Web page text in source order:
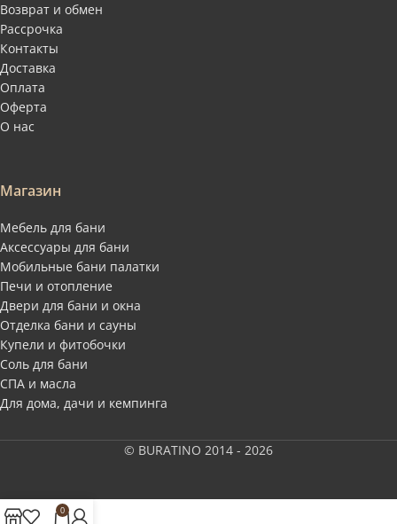
Возврат и обмен
Рассрочка
Контакты
Доставка
Оплата
Оферта
О нас
Магазин
Мебель для бани
Аксессуары для бани
Мобильные бани палатки
Печи и отопление
Двери для бани и окна
Отделка бани и сауны
Купели и фитобочки
Соль для бани
СПА и масла
Для дома, дачи и кемпинга
© BURATINO 2014 - 2026
0